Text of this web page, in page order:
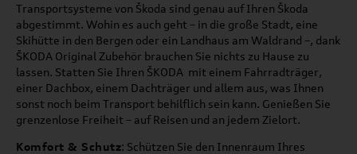
Transportsysteme von Škoda sind genau auf Ihren Škoda
abgestimmt. Wohin es auch geht – in die große Stadt, eine
Skihütte in den Bergen oder ein Landhaus am Waldrand –, dank
ŠKODA Original Zubehör brauchen Sie nichts zu Hause zu
lassen. Statten Sie Ihren ŠKODA mit einem Fahrradträger,
einer Dachbox, einem Dachträger und allem aus, was Ihnen
sonst noch beim Transport behilflich sein kann. Genießen Sie
grenzenlose Freiheit – auf Reisen und an jedem Zielort.
Komfort & Schutz: Schützen Sie den Innenraum Ihres